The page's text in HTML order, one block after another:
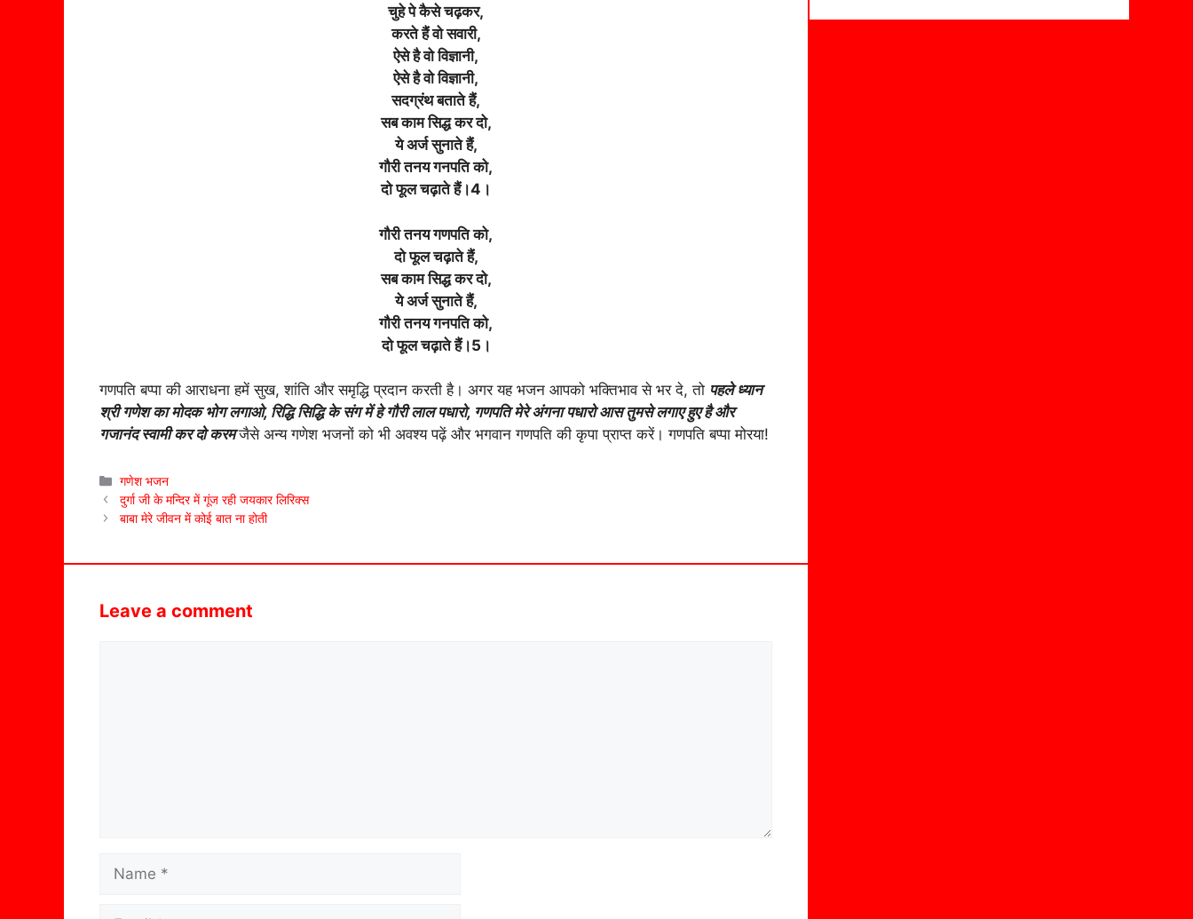
चुहे पे कैसे चढ़कर,
करते हैं वो सवारी,
ऐसे है वो विज्ञानी,
ऐसे है वो विज्ञानी,
सदग्रंथ बताते हैं,
सब काम सिद्ध कर दो,
ये अर्ज सुनाते हैं,
गौरी तनय गनपति को,
दो फूल चढ़ाते हैं।4।
गौरी तनय गणपति को,
दो फूल चढ़ाते हैं,
सब काम सिद्ध कर दो,
ये अर्ज सुनाते हैं,
गौरी तनय गनपति को,
दो फूल चढ़ाते हैं।5।
गणपति बप्पा की आराधना हमें सुख, शांति और समृद्धि प्रदान करती है। अगर यह भजन आपको भक्तिभाव से भर दे, तो पहले ध्यान
श्री गणेश का मोदक भोग लगाओ, रिद्धि सिद्धि के संग में हे गौरी लाल पधारो, गणपति मेरे अंगना पधारो आस तुमसे लगाए हुए है और
गजानंद स्वामी कर दो करमजैसे अन्य गणेश भजनों को भी अवश्य पढ़ें और भगवान गणपति की कृपा प्राप्त करें। गणपति बप्पा मोरया!
Categories
गणेश भजन
दुर्गा जी के मन्दिर में गूंज रही जयकार लिरिक्स
बाबा मेरे जीवन में कोई बात ना होती
Leave a comment
Name
Email